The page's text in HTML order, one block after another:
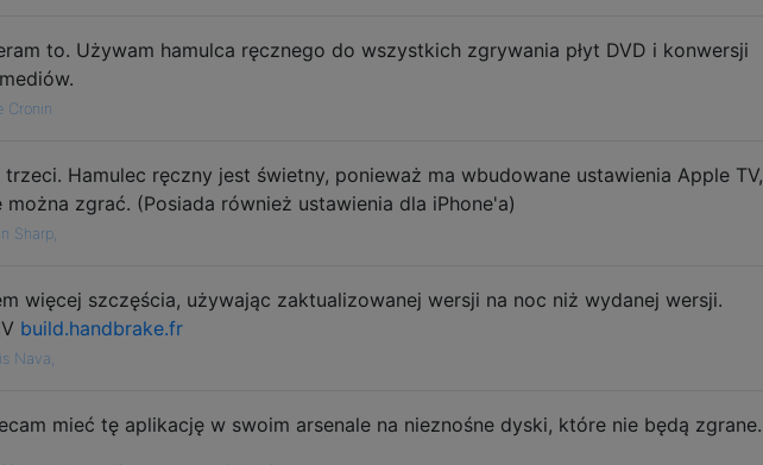
to. Używam hamulca ręcznego do wszystkich zgrywania płyt DVD i konwersji
Cronin
trzeci. Hamulec ręczny jest świetny, ponieważ ma wbudowane ustawienia Apple TV,
można zgrać. (Posiada również ustawienia dla iPhone'a)
Sharp,
więcej szczęścia, używając zaktualizowanej wersji na noc niż wydanej wersji.
build.handbrake.fr
Nava,
mieć tę aplikację w swoim arsenale na nieznośne dyski, które nie będą zgrane.